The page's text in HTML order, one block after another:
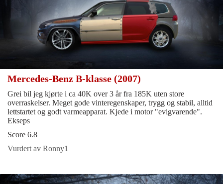
Mercedes-Benz B-klasse (2007)
Grei bil jeg kjørte i ca 40K over 3 år fra 185K uten store
overraskelser. Meget gode vinteregenskaper, trygg og stabil, alltid
lettstartet og godt varmeapparat. Kjede i motor "evigvarende".
Ekseps
Score 6.8
Vurdert av Ronny1